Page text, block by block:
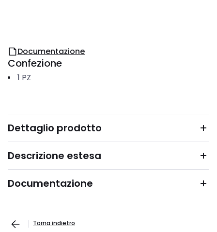
Documentazione
Confezione
1 PZ
Dettaglio prodotto
Descrizione estesa
Documentazione
Torna indietro